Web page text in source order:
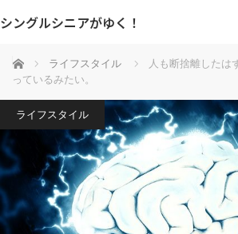
シングルシニアがゆく！
ホーム ライフスタイル
人も断捨離したは
っているみたい。
ライフスタイル